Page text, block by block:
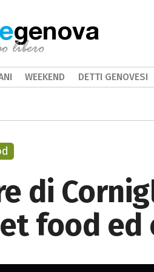
di
food ed
genova
WEEKEND DETTI GENOVESI